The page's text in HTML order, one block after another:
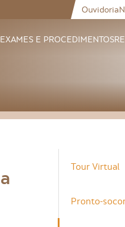
Ouvidoria
EXAMES E PROCEDIMENTOS
Tour Virtual
Pronto-